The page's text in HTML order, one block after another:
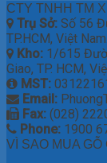
CTY TNHH TM
Trụ Sở: Số 56
TP.HCM, Việt Nam.
Kho: 1/615
Giao, TP. HCM,
MST:
Email:
Fax: (028)
Phone: 1900
VÌ SAO MUA